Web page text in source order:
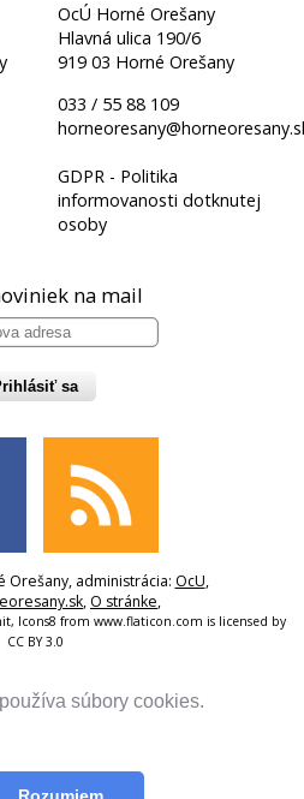
súbory cookies.
OcÚ Horné Orešany
Hlavná ulica 190/6
919 03 Horné Orešany
033 / 55 88 109
GDPR - Politika
informovanosti dotknutej
osoby
na mail
sa
Orešany, administrácia: OcU,
, O stránke,
, Icons8 from www.flaticon.com is licensed by
CC BY 3.0